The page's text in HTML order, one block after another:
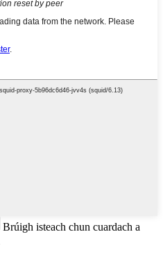
Brúigh isteach chun cuardach a